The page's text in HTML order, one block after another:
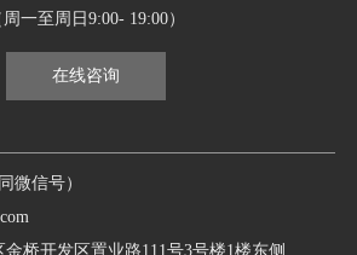
微信号）
桥开发区置业路111号3号楼1楼东侧
周一至周日9:00- 19:00）
在线咨询